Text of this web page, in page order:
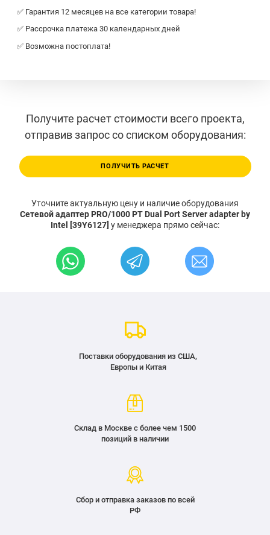
✅ Гарантия 12 месяцев на все категории товара!
✅ Рассрочка платежа 30 календарных дней
✅ Возможна постоплата!
Получите расчет стоимости всего проекта,
отправив запрос со списком оборудования:
ПОЛУЧИТЬ РАСЧЕТ
Уточните актуальную цену и наличие оборудования
Сетевой адаптер PRO/1000 PT Dual Port Server adapter by
Intel [39Y6127] у менеджера прямо сейчас:
Поставки оборудования из США,
Европы и Китая
Склад в Москве с более чем 1500
позиций в наличии
Сбор и отправка заказов по всей
РФ